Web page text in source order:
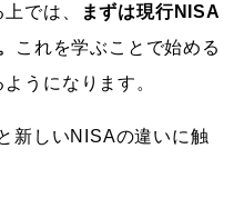
では、
まずは現行NISA
これを学ぶことで始める
うになります。
新しいNISAの違いに触